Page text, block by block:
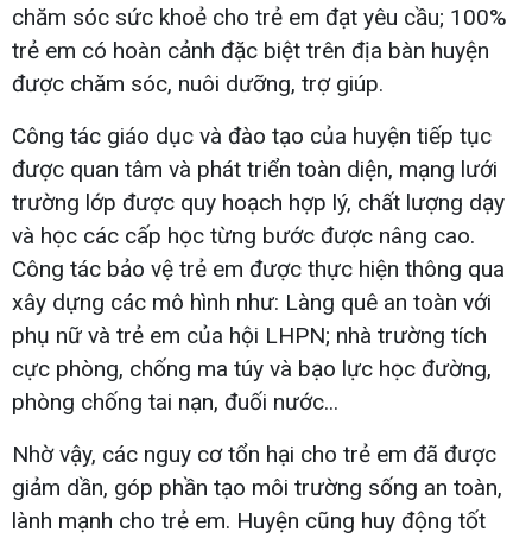
chăm sóc sức khoẻ cho trẻ em đạt yêu cầu; 100%
trẻ em có hoàn cảnh đặc biệt trên địa bàn huyện
được chăm sóc, nuôi dưỡng, trợ giúp.
Công tác giáo dục và đào tạo của huyện tiếp tục
được quan tâm và phát triển toàn diện, mạng lưới
trường lớp được quy hoạch hợp lý, chất lượng dạy
và học các cấp học từng bước được nâng cao.
Công tác bảo vệ trẻ em được thực hiện thông qua
xây dựng các mô hình như: Làng quê an toàn với
phụ nữ và trẻ em của hội LHPN; nhà trường tích
cực phòng, chống ma túy và bạo lực học đường,
phòng chống tai nạn, đuối nước...
Nhờ vậy, các nguy cơ tổn hại cho trẻ em đã được
giảm dần, góp phần tạo môi trường sống an toàn,
lành mạnh cho trẻ em. Huyện cũng huy động tốt